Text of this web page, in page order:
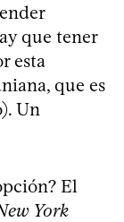
que tener
esta
que es
Un
El
York